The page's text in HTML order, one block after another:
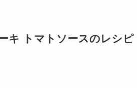
キ トマトソースのレシピ